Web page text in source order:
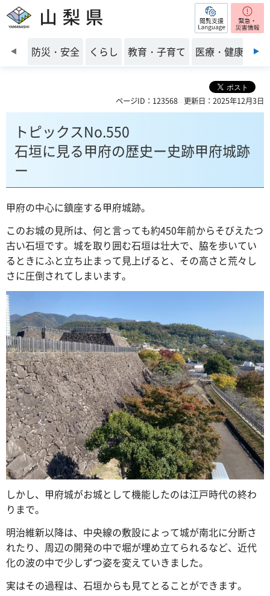
山梨県 閲覧支援
前のスライドを表示
防災・安全 くらし 教育・子育て 医療・健康・福
ページID：123568 更新日：2025年12月3日
トピックスNo.550
石垣に見る甲府の歴史ー史跡甲府城跡
ー
甲府の中心に鎮座する甲府城跡。
このお城の見所は、何と言っても約450年前からそびえたつ
古い石垣です。城を取り囲む石垣は壮大で、脇を歩いてい
るときにふと立ち止まって見上げると、その高さと荒々し
さに圧倒されてしまいます。
しかし、甲府城がお城として機能したのは江戸時代の終わ
りまで。
明治維新以降は、中央線の敷設によって城が南北に分断さ
れたり、周辺の開発の中で堀が埋め立てられるなど、近代
化の波の中で少しずつ姿を変えていきました。
実はその過程は、石垣からも見てとることができます。